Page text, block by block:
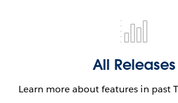
All Releases
Learn more about features in past